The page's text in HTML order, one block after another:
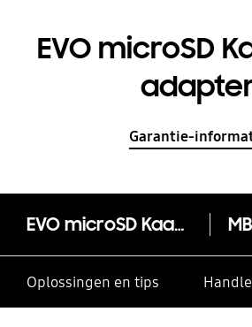
EVO microSD
Garantie-
EVO microSD Kaart incl. adapter
Oplossingen en tips